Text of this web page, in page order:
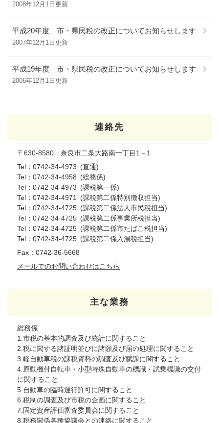
2008年12月1日更新
平成20年度 市・県民税の改正についてお知らせします
2007年12月1日更新
平成19年度 市・県民税の改正についてお知らせします
2006年12月1日更新
連絡先
〒630-8580 奈良市二条大路南一丁目1－1
Tel：0742-34-4973
直通
Tel：0742-34-4958
総務係
Tel：0742-34-4973
課税第一係
Tel：0742-34-4971
課税第二係特別徴収担当
Tel：0742-34-4725
課税第二係法人市民税担当
Tel：0742-34-4725
課税第二係事業所税担当
Tel：0742-34-4725
課税第二係市たばこ税担当
Tel：0742-34-4725
課税第二係入湯税担当
Fax：0742-36-5668
メールでのお問い合わせはこちら
主な業務
総務係
1.市税の基本的調査及び統計に関すること
2.税に関する諸証明並びに諸願及び届の処理に関すること
3.軽自動車税の課税資料の調査及び賦課に関すること
4.原動機付自転車・小型特殊自動車の標識・試乗標識の交付
に関すること
5.自動車の臨時運行許可に関すること
6.税制の調査及び市税の企画に関すること
7.固定資産評価審査委員会に関すること
8.税務関係各種協議会との連絡に関すること